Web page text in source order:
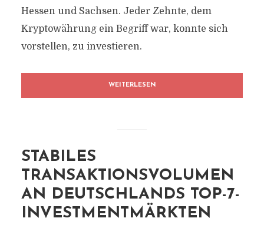
Hessen und Sachsen. Jeder Zehnte, dem
Kryptowährung ein Begriff war, konnte sich
vorstellen, zu investieren.
WEITERLESEN
STABILES
TRANSAKTIONSVOLUMEN
AN DEUTSCHLANDS TOP-7-
INVESTMENTMÄRKTEN